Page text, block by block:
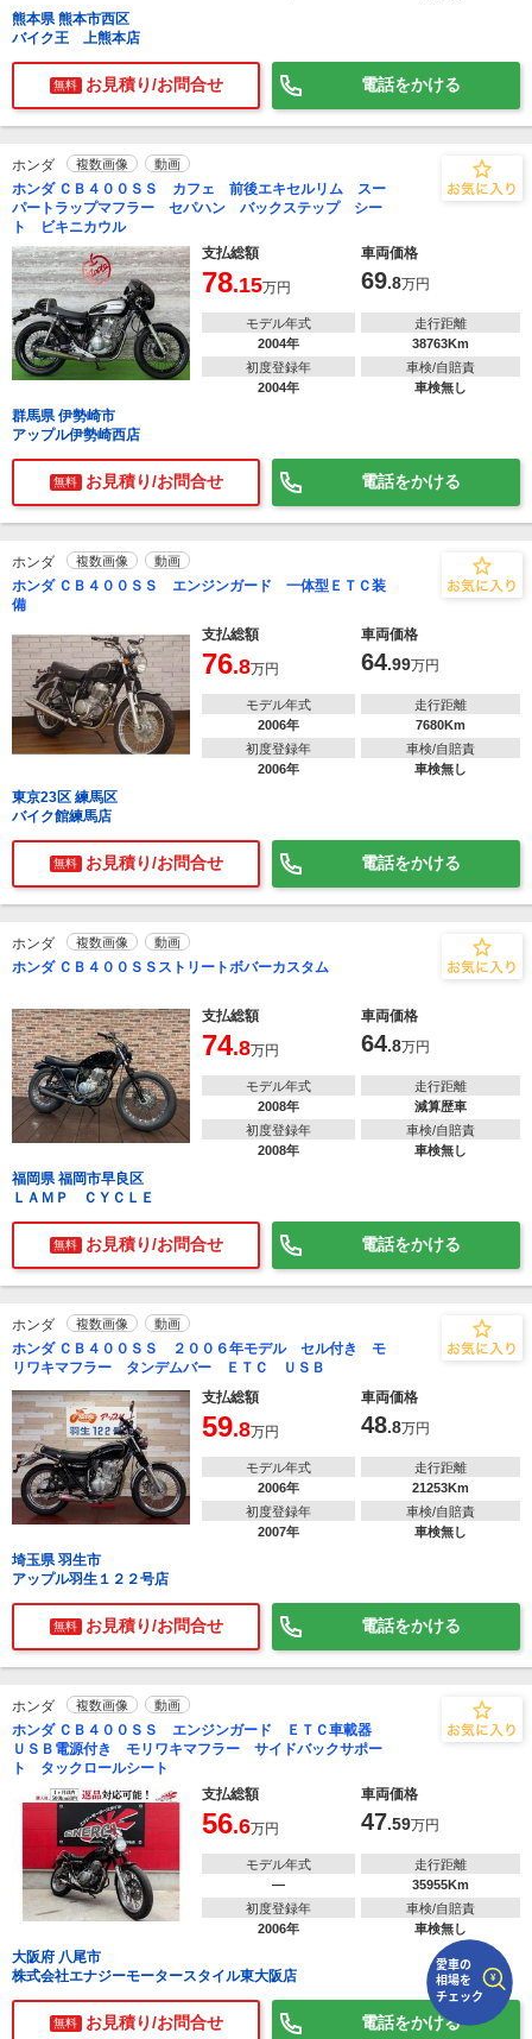
熊本県 熊本市西区
バイク王 上熊本店
無料 お見積り/お問合せ 電話をかける
ホンダ 複数画像 動画
ホンダ ＣＢ４００ＳＳ カフェ 前後エキセルリム スー
パートラップマフラー セパハン バックステップ シー
ト ビキニカウル
支払総額
車両価格
78.15万円 69.8万円
モデル年式
2004年
走行距離
38763Km
初度登録年
2004年
車検/自賠責
車検無し
群馬県 伊勢崎市
アップル伊勢崎西店
無料 お見積り/お問合せ 電話をかける
ホンダ 複数画像 動画
ホンダ ＣＢ４００ＳＳ エンジンガード 一体型ＥＴＣ装
備
支払総額
車両価格
76.8万円 64.99万円
モデル年式
2006年
走行距離
7680Km
初度登録年
2006年
車検/自賠責
車検無し
東京23区 練馬区
バイク館練馬店
無料 お見積り/お問合せ 電話をかける
ホンダ 複数画像 動画
ホンダ ＣＢ４００ＳＳストリートボバーカスタム
支払総額 車両価格
74.8万円 64.8万円
モデル年式
2008年
走行距離
減算歴車
初度登録年
2008年
車検/自賠責
車検無し
福岡県 福岡市早良区
ＬＡＭＰ ＣＹＣＬＥ
無料 お見積り/お問合せ 電話をかける
ホンダ 複数画像 動画
ホンダ ＣＢ４００ＳＳ ２００６年モデル セル付き モ
リワキマフラー タンデムバー ＥＴＣ ＵＳＢ
支払総額
車両価格
59.8万円 48.8万円
モデル年式
2006年
走行距離
21253Km
初度登録年
2007年
車検/自賠責
車検無し
埼玉県 羽生市
アップル羽生１２２号店
無料 お見積り/お問合せ 電話をかける
ホンダ 複数画像 動画
ホンダ ＣＢ４００ＳＳ エンジンガード ＥＴＣ車載器
ＵＳＢ電源付き モリワキマフラー サイドバックサポー
ト タックロールシート
支払総額
車両価格
56.6万円 47.59万円
モデル年式
―
走行距離
35955Km
初度登録年
2006年
車検/自賠責
車検無し
大阪府 八尾市
株式会社エナジーモータースタイル東大阪店
無料 お見積り/お問合せ 電話をかける
まずはメーカーを選択する
車種
走行距離(任意)